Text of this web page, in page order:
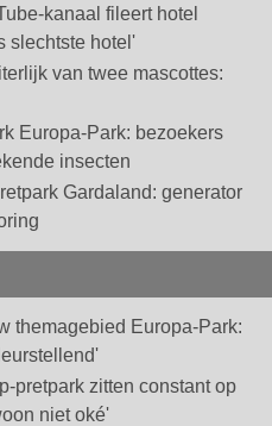
kanaal fileert hotel
slechtste hotel'
van twee mascottes:
Europa-Park: bezoekers
insecten
Gardaland: generator
themagebied Europa-Park:
pretpark zitten constant op
niet oké'